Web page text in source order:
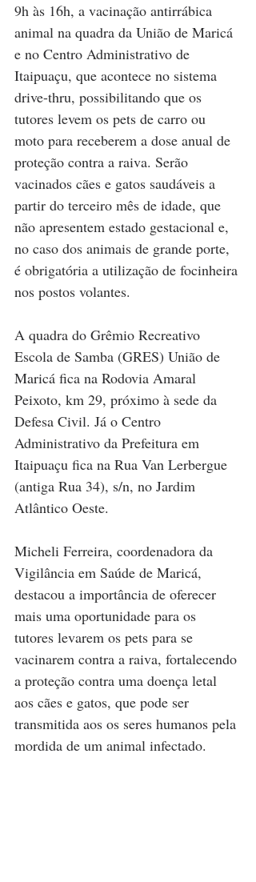
9h às 16h, a vacinação antirrábica
animal na quadra da União de Maricá
e no Centro Administrativo de
Itaipuaçu, que acontece no sistema
drive-thru, possibilitando que os
tutores levem os pets de carro ou
moto para receberem a dose anual de
proteção contra a raiva. Serão
vacinados cães e gatos saudáveis a
partir do terceiro mês de idade, que
não apresentem estado gestacional e,
no caso dos animais de grande porte,
é obrigatória a utilização de focinheira
nos postos volantes.
A quadra do Grêmio Recreativo
Escola de Samba (GRES) União de
Maricá fica na Rodovia Amaral
Peixoto, km 29, próximo à sede da
Defesa Civil. Já o Centro
Administrativo da Prefeitura em
Itaipuaçu fica na Rua Van Lerbergue
(antiga Rua 34), s/n, no Jardim
Atlântico Oeste.
Micheli Ferreira, coordenadora da
Vigilância em Saúde de Maricá,
destacou a importância de oferecer
mais uma oportunidade para os
tutores levarem os pets para se
vacinarem contra a raiva, fortalecendo
a proteção contra uma doença letal
aos cães e gatos, que pode ser
transmitida aos os seres humanos pela
mordida de um animal infectado.